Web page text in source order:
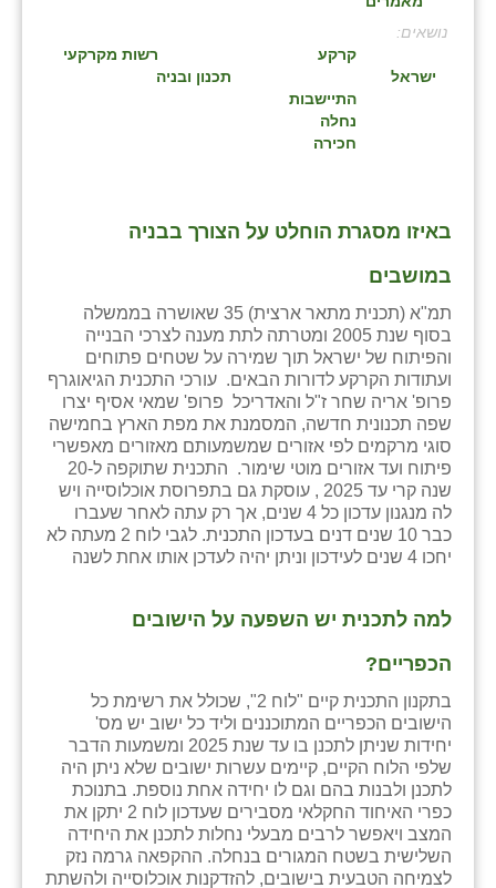
:
קרקע
רשות מקרקעי
ישראל
תכנון ובניה
התיישבות
נחלה
חכירה
באיזו מסגרת הוחלט על הצורך בבניה
במושבים
תמ"א (תכנית מתאר ארצית) 35 שאושרה בממשלה
בסוף שנת 2005 ומטרתה לתת מענה לצרכי הבנייה
והפיתוח של ישראל תוך שמירה על שטחים פתוחים
ועתודות הקרקע לדורות הבאים. עורכי התכנית הגיאוגרף
פרופ' אריה שחר ז"ל והאדריכל פרופ' שמאי אסיף יצרו
שפה תכנונית חדשה, המסמנת את מפת הארץ בחמישה
סוגי מרקמים לפי אזורים שמשמעותם מאזורים מאפשרי
פיתוח ועד אזורים מוטי שימור. התכנית שתוקפה ל-20
שנה קרי עד 2025 , עוסקת גם בתפרוסת אוכלוסייה ויש
לה מנגנון עדכון כל 4 שנים, אך רק עתה לאחר שעברו
כבר 10 שנים דנים בעדכון התכנית. לגבי לוח 2 מעתה לא
יחכו 4 שנים לעידכון וניתן יהיה לעדכן אותו אחת לשנה
למה לתכנית יש השפעה על הישובים
הכפריים?
בתקנון התכנית קיים "לוח 2", שכולל את רשימת כל
הישובים הכפריים המתוכננים וליד כל ישוב יש מס'
יחידות שניתן לתכנן בו עד שנת 2025 ומשמעות הדבר
שלפי הלוח הקיים, קיימים עשרות ישובים שלא ניתן היה
לתכנן ולבנות בהם וגם לו יחידה אחת נוספת. בתנוכת
כפרי האיחוד החקלאי מסבירים שעדכון לוח 2 יתקן את
המצב ויאפשר לרבים מבעלי נחלות לתכנן את היחידה
השלישית בשטח המגורים בנחלה. ההקפאה גרמה נזק
לצמיחה הטבעית בישובים, להזדקנות אוכלוסייה ולהשתת
בני ציון
בצרה
גני יהודה
גנות
ורד יריחו
דקל
זוהר
הדר עם
חבצלת השרון
חרב לאת
יבול (מורג)
יקנעם
כליל
יד השמונה